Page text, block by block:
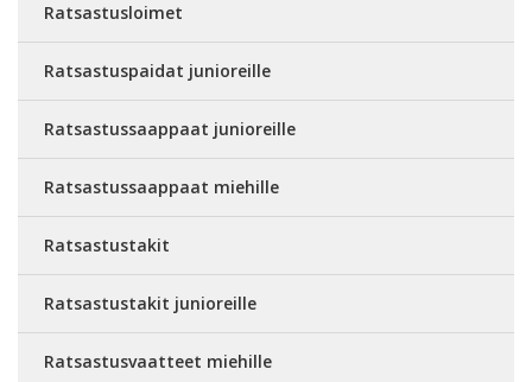
Ratsastusloimet
Ratsastuspaidat junioreille
Ratsastussaappaat junioreille
Ratsastussaappaat miehille
Ratsastustakit
Ratsastustakit junioreille
Ratsastusvaatteet miehille